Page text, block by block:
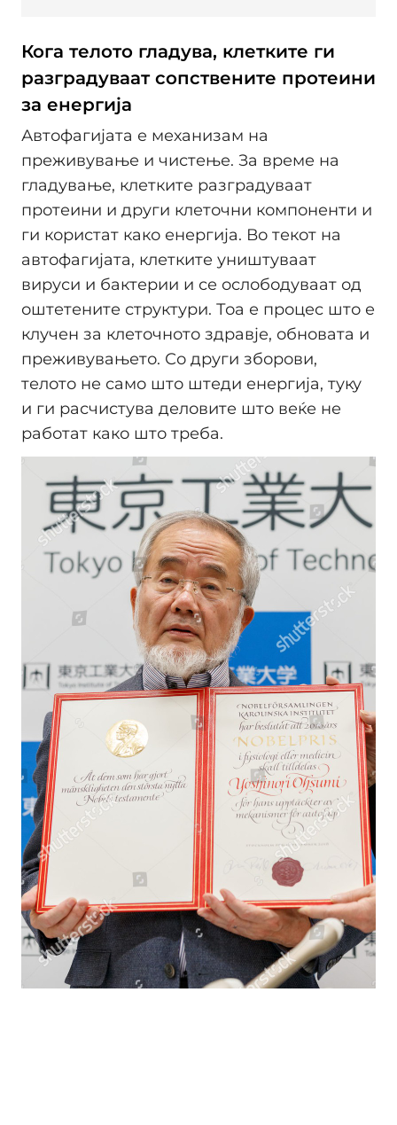
Кога телото гладува, клетките ги
разградуваат сопствените протеини
за енергија
Автофагијата е механизам на
преживување и чистење. За време на
гладување, клетките разградуваат
протеини и други клеточни компоненти и
ги користат како енергија. Во текот на
автофагијата, клетките уништуваат
вируси и бактерии и се ослободуваат од
оштетените структури. Тоа е процес што е
клучен за клеточното здравје, обновата и
преживувањето. Со други зборови,
телото не само што штеди енергија, туку
и ги расчистува деловите што веќе не
работат како што треба.